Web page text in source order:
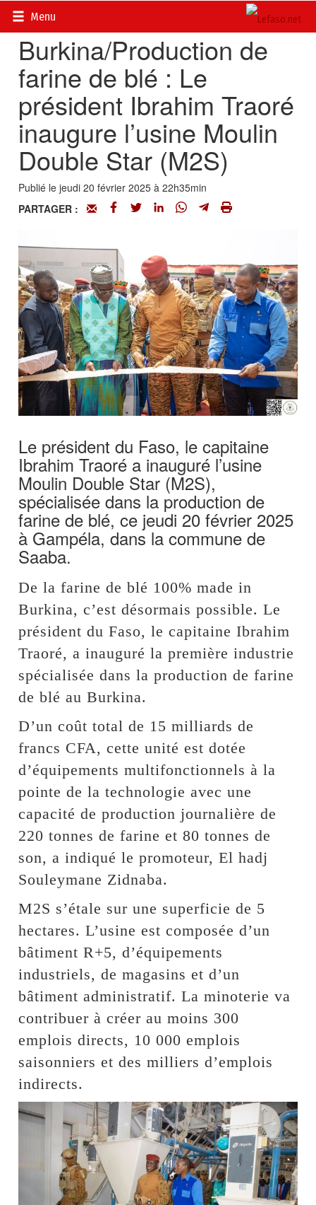
Menu
Accueil>
Burkina/Production de
farine de blé : Le
président Ibrahim Traoré
inaugure l’usine Moulin
Double Star (M2S)
Publié le jeudi 20 février 2025 à 22h35min
PARTAGER :
Le président du Faso, le capitaine
Ibrahim Traoré a inauguré l’usine
Moulin Double Star (M2S),
spécialisée dans la production de
farine de blé, ce jeudi 20 février 2025
à Gampéla, dans la commune de
Saaba.
De la farine de blé 100% made in
Burkina, c’est désormais possible. Le
président du Faso, le capitaine Ibrahim
Traoré, a inauguré la première industrie
spécialisée dans la production de farine
de blé au Burkina.
D’un coût total de 15 milliards de
francs CFA, cette unité est dotée
d’équipements multifonctionnels à la
pointe de la technologie avec une
capacité de production journalière de
220 tonnes de farine et 80 tonnes de
son, a indiqué le promoteur, El hadj
Souleymane Zidnaba.
M2S s’étale sur une superficie de 5
hectares. L’usine est composée d’un
bâtiment R+5, d’équipements
industriels, de magasins et d’un
bâtiment administratif. La minoterie va
contribuer à créer au moins 300
emplois directs, 10 000 emplois
saisonniers et des milliers d’emplois
indirects.